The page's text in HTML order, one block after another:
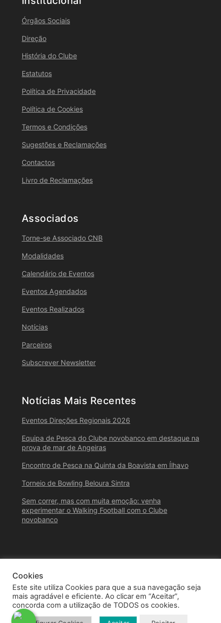
Órgãos Sociais
Direção
História do Clube
Estatutos
Política de Privacidade
Política de Cookies
Termos e Condições
Sugestões e Reclamações
Contactos
Livro de Reclamações
Associados
Torne-se Associado CNB
Modalidades
Calendário de Eventos
Eventos Agendados
Eventos Realizados
Notícias
Parceiros
Subscrever Newsletter
Notícias Mais Recentes
Eventos Direções Regionais 2026
Equipa de Pesca do Clube novobanco em destaque na
prova de mar de Angeiras
Encontro de Pesca na Quinta da Boavista em Ílhavo
Torneio de Bowling Beloura Sintra
Sem correr, mas com muita emoção: venha
experimentar o Walking Football com o Clube
novobanco
© 2026 Clube novobanco – Todos os Direitos Reservados
Cookies
Este site utiliza Cookies para que a sua navegação seja
mais agradável e eficiente. Ao clicar em “Aceitar”,
concorda com a utilização de TODOS os cookies.